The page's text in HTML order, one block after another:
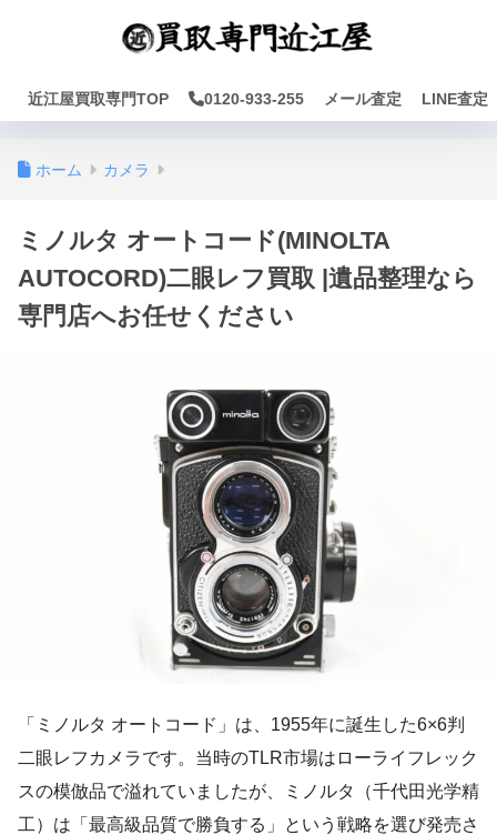
近江屋買取専門TOP 0120-933-255 メール査定 LINE査定
ホーム カメラ
ミノルタ オートコード(MINOLTA
AUTOCORD)二眼レフ買取 |遺品整理なら
専門店へお任せください
「ミノルタ オートコード」は、1955年に誕生した6×6判
二眼レフカメラです。当時のTLR市場はローライフレック
スの模倣品で溢れていましたが、ミノルタ（千代田光学精
工）は「最高級品質で勝負する」という戦略を選び発売さ